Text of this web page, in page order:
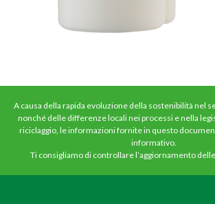
A causa della rapida evoluzione della sostenibilità nel
nonché delle differenze locali nei processi e nella
riciclaggio, le informazioni fornite in questo
informativo.
Ti consigliamo di controllare l’aggiornamento